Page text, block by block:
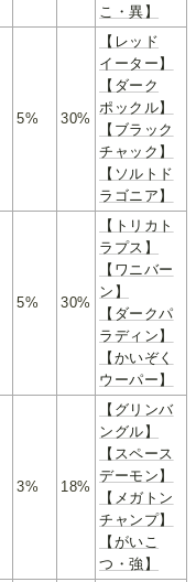
こ・異】
5% 30%
【レッド
イーター】
【ダーク
ポックル】
【ブラック
チャック】
【ソルトド
ラゴニア】
5% 30%
【トリカト
ラプス】
【ワニバー
ン】
【ダークパ
ラディン】
【かいぞく
ウーパー】
3% 18%
【グリンバ
ングル】
【スペース
デーモン】
【メガトン
チャンプ】
【がいこ
つ・強】